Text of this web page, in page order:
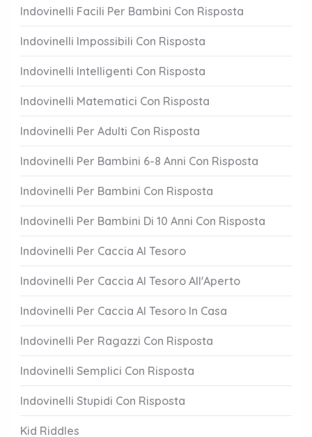
Indovinelli Facili Per Bambini Con Risposta
Indovinelli Impossibili Con Risposta
Indovinelli Intelligenti Con Risposta
Indovinelli Matematici Con Risposta
Indovinelli Per Adulti Con Risposta
Indovinelli Per Bambini 6-8 Anni Con Risposta
Indovinelli Per Bambini Con Risposta
Indovinelli Per Bambini Di 10 Anni Con Risposta
Indovinelli Per Caccia Al Tesoro
Indovinelli Per Caccia Al Tesoro All'Aperto
Indovinelli Per Caccia Al Tesoro In Casa
Indovinelli Per Ragazzi Con Risposta
Indovinelli Semplici Con Risposta
Indovinelli Stupidi Con Risposta
Kid Riddles